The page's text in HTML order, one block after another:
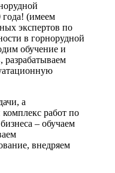
(имеем
экспертов по
в горнорудной
обучение и
разрабатываем
а
работ по
– обучаем
внедряем